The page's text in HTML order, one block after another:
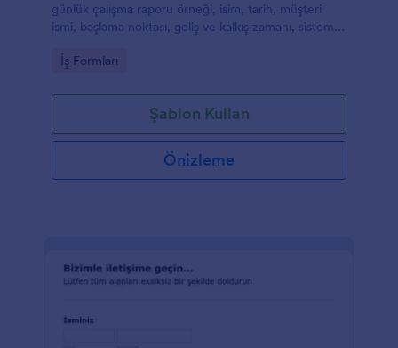
günlük çalışma raporu örneği, isim, tarih, müşteri
ismi, başlama noktası, geliş ve kalkış zamanı, sistem
Ayrıca, raporu yazan kişi yorum ve gözlemlerini de
raporu örneğinde iş fotoğraflarını yükleyebilecekleri
bir alan bulunuyor.
Go to Category:
İş Formları
Şablon Kullan
Önizleme